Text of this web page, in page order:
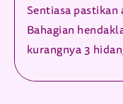
Sentiasa pastikan
Bahagian
kurangnya 3